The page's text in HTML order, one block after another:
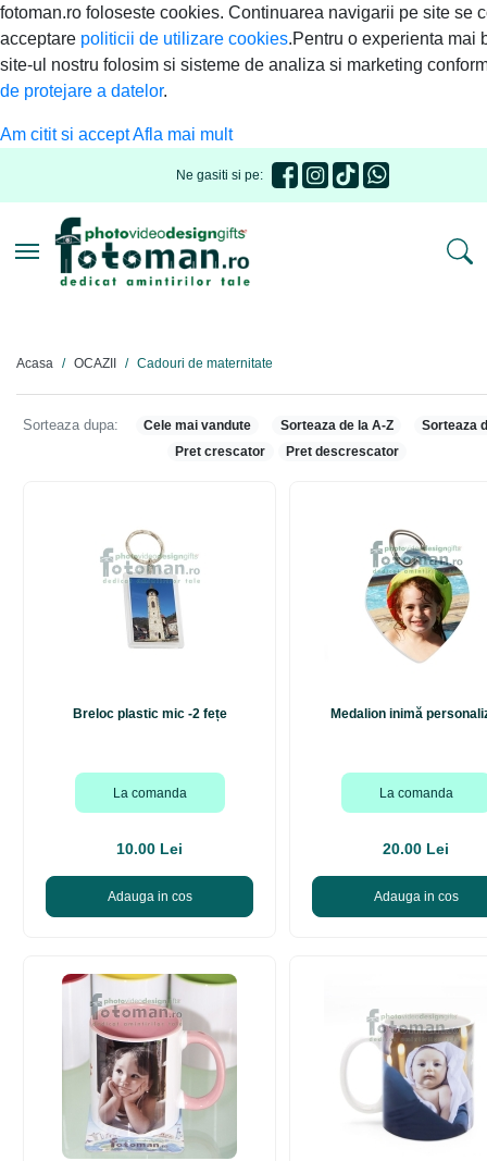
fotoman.ro foloseste cookies. Continuarea navigarii pe site se
acceptare politicii de utilizare cookies.Pentru o experienta mai
site-ul nostru folosim si sisteme de analiza si marketing
de protejare a datelor.
Am citit si acceptAfla mai mult
Ne gasiti si pe:
Toggle navigation
Acasa OCAZII Cadouri de maternitate
Sorteaza dupa: Cele mai vandute Sorteaza de la A-Z
Sorteaza
Pret crescator
Pret descrescator
Breloc plastic mic -2 fețe
La comanda
10.00 Lei
Adauga in cos
Medalion inimă
La comanda
20.00 Lei
Adauga in cos